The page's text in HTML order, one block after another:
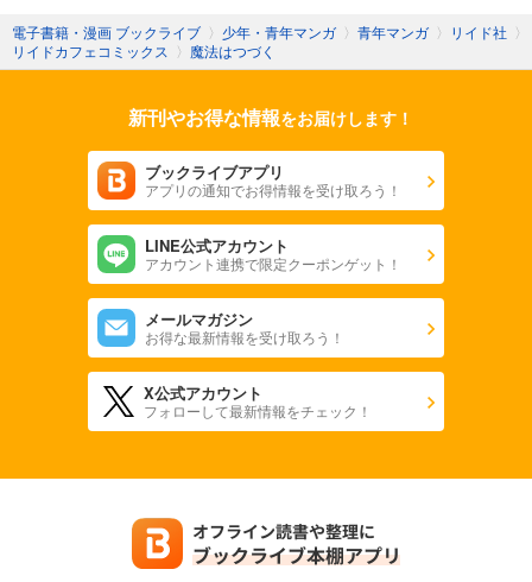
電子書籍・漫画 ブックライブ 〉 少年・青年マンガ 〉 青年マンガ 〉 リイド社 〉
リイドカフェコミックス 〉 魔法はつづく
新刊やお得な情報をお届けします！
ブックライブアプリ
アプリの通知でお得情報を受け取ろう！
LINE公式アカウント
アカウント連携で限定クーポンゲット！
メールマガジン
お得な最新情報を受け取ろう！
X公式アカウント
フォローして最新情報をチェック！